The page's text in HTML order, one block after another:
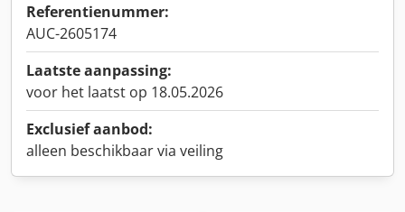
Referentienummer:
AUC-2605174
Laatste aanpassing:
voor het laatst op 18.05.2026
Exclusief aanbod:
alleen beschikbaar via veiling